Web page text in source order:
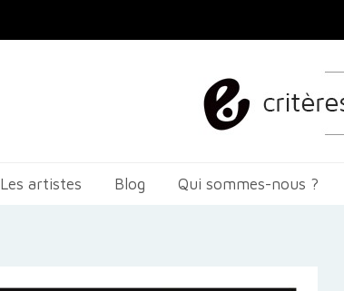
Les artistes Blog Qui sommes-nous ?